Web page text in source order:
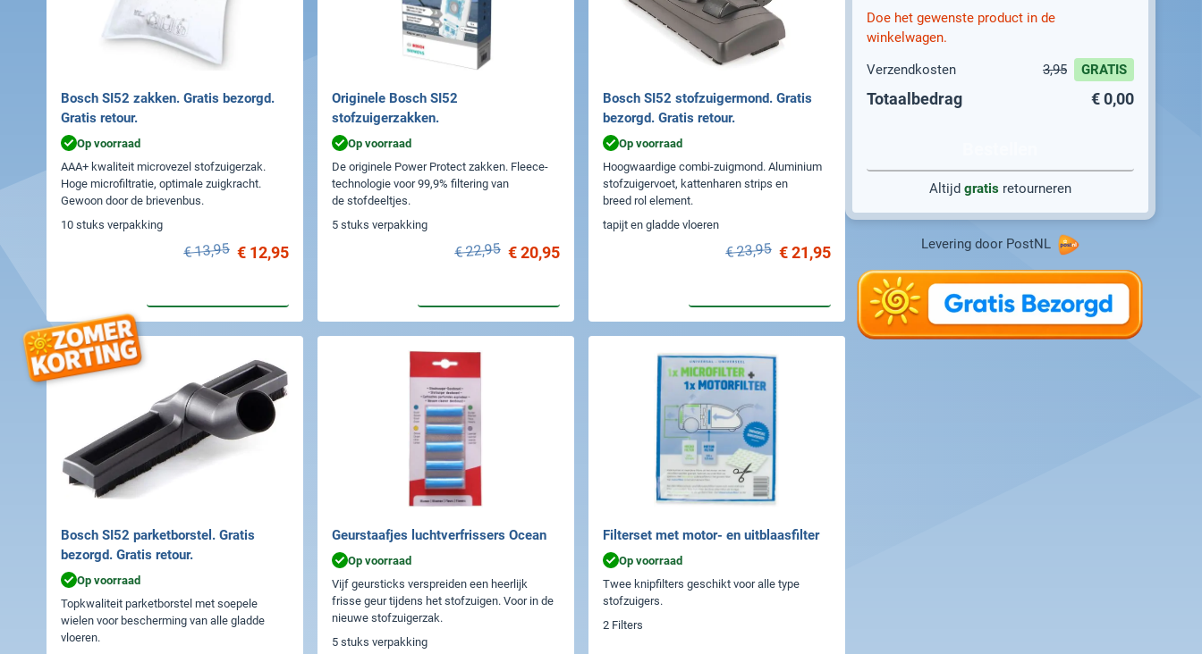
Bosch SI52 zakken. Gratis bezorgd.
Gratis retour.
Op voorraad
AAA+ kwaliteit microvezel stofzuigerzak.
Hoge microfiltratie, optimale zuigkracht.
Gewoon door de brievenbus.
10 stuks verpakking
€ 12,95
€ 13,95
Originele Bosch SI52
stofzuigerzakken.
Op voorraad
De originele Power Protect zakken. Fleece-
technologie voor 99,9% filtering van
de stofdeeltjes.
5 stuks verpakking
€ 20,95
€ 22,95
Bosch SI52 stofzuigermond. Gratis
bezorgd. Gratis retour.
Op voorraad
Hoogwaardige combi-zuigmond. Aluminium
stofzuigervoet, kattenharen strips en
breed rol element.
tapijt en gladde vloeren
€ 21,95
€ 23,95
Bosch SI52 parketborstel. Gratis
bezorgd. Gratis retour.
Op voorraad
Topkwaliteit parketborstel met soepele
wielen voor bescherming van alle gladde
vloeren.
Geurstaafjes luchtverfrissers Ocean
Op voorraad
Vijf geursticks verspreiden een heerlijk
frisse geur tijdens het stofzuigen. Voor in de
nieuwe stofzuigerzak.
5 stuks verpakking
Filterset met motor- en uitblaasfilter
Op voorraad
Twee knipfilters geschikt voor alle type
stofzuigers.
2 Filters
Doe het gewenste product in de
winkelwagen.
Verzendkosten
3,95 GRATIS
Totaalbedrag € 0,00
Altijd gratisretourneren
Levering door PostNL